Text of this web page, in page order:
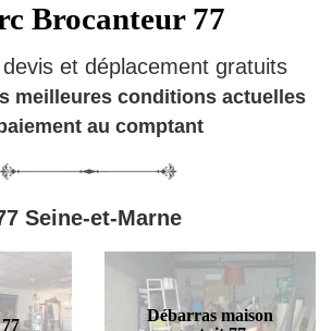
Brocanteur 77
et déplacement gratuits
meilleures conditions actuelles
au comptant
Seine-et-Marne
Débarras maison